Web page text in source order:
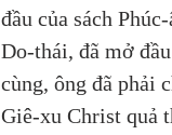
đầu của sách
Do-thái, đã mở
cùng, ông đã phải
Giê-xu Christ quả